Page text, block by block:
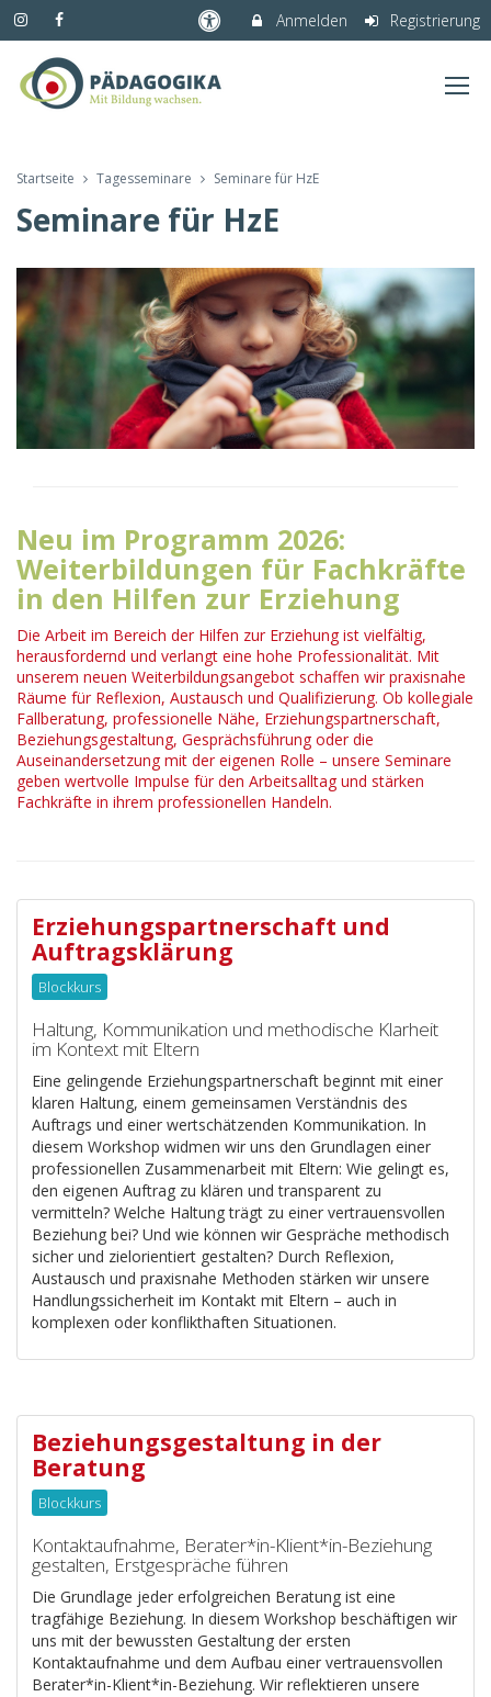
Anmelden Registrierung
Startseite Tagesseminare Seminare für HzE
Seminare für HzE
Neu im Programm 2026:
Weiterbildungen für Fachkräfte
in den Hilfen zur Erziehung
Die Arbeit im Bereich der Hilfen zur Erziehung ist vielfältig,
herausfordernd und verlangt eine hohe Professionalität. Mit
unserem neuen Weiterbildungsangebot schaffen wir praxisnahe
Räume für Reflexion, Austausch und Qualifizierung. Ob kollegiale
Fallberatung, professionelle Nähe, Erziehungspartnerschaft,
Beziehungsgestaltung, Gesprächsführung oder die
Auseinandersetzung mit der eigenen Rolle – unsere Seminare
geben wertvolle Impulse für den Arbeitsalltag und stärken
Fachkräfte in ihrem professionellen Handeln.
Erziehungspartnerschaft und
Auftragsklärung
Blockkurs
Haltung, Kommunikation und methodische Klarheit
im Kontext mit Eltern
Eine gelingende Erziehungspartnerschaft beginnt mit einer
klaren Haltung, einem gemeinsamen Verständnis des
Auftrags und einer wertschätzenden Kommunikation. In
diesem Workshop widmen wir uns den Grundlagen einer
professionellen Zusammenarbeit mit Eltern: Wie gelingt es,
den eigenen Auftrag zu klären und transparent zu
vermitteln? Welche Haltung trägt zu einer vertrauensvollen
Beziehung bei? Und wie können wir Gespräche methodisch
sicher und zielorientiert gestalten? Durch Reflexion,
Austausch und praxisnahe Methoden stärken wir unsere
Handlungssicherheit im Kontakt mit Eltern – auch in
komplexen oder konflikthaften Situationen.
Beziehungsgestaltung in der
Beratung
Blockkurs
Kontaktaufnahme, Berater*in-Klient*in-Beziehung
gestalten, Erstgespräche führen
Die Grundlage jeder erfolgreichen Beratung ist eine
tragfähige Beziehung. In diesem Workshop beschäftigen wir
uns mit der bewussten Gestaltung der ersten
Kontaktaufnahme und dem Aufbau einer vertrauensvollen
Berater*in-Klient*in-Beziehung. Wir reflektieren unsere